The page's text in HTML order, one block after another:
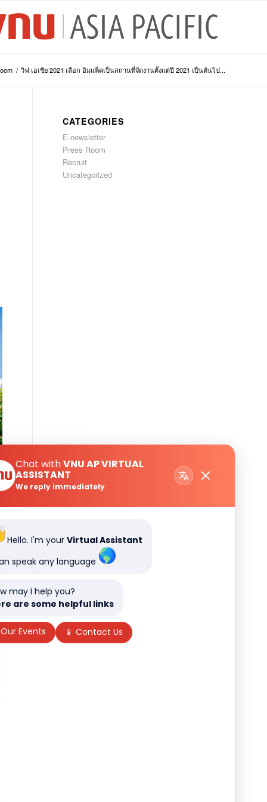
/ วิฟ เอเชีย 2021 เลือก อิมแพ็คเป็นสถานที่จัดงานตั้งแต่ปี 2021 เป็นต้นไป...
CATEGORIES
E-newsletter
Press Room
Recruit
Uncategorized
Chat withVNU AP VIRTUAL
ASSISTANT
We reply immediately
Hello. I'm your Virtual Assistant
speak any language
may I help you?
are some helpful links
Events 📱 Contact Us